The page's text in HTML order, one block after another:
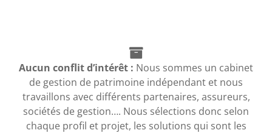
Aucun conflit d’intérêt : Nous sommes un cabinet
de gestion de patrimoine indépendant et nous
travaillons avec différents partenaires, assureurs,
sociétés de gestion…. Nous sélections donc selon
chaque profil et projet, les solutions qui sont les